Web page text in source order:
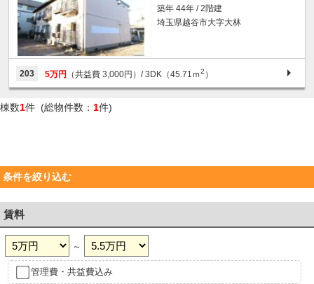
築年 44年 / 2階建
埼玉県越谷市大字大林
203 5万円 （共益費 3,000円）/ 3DK（45.71ｍ2 ）
棟数1件 (総物件数： 1件)
条件を絞り込む
賃料
～
管理費・共益費込み